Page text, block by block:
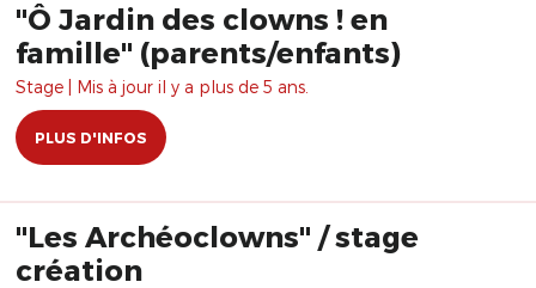
"Ô Jardin des clowns ! en
famille" (parents/enfants)
Stage | Mis à jour il y a plus de 5 ans.
PLUS D'INFOS
"Les Archéoclowns" / stage
création